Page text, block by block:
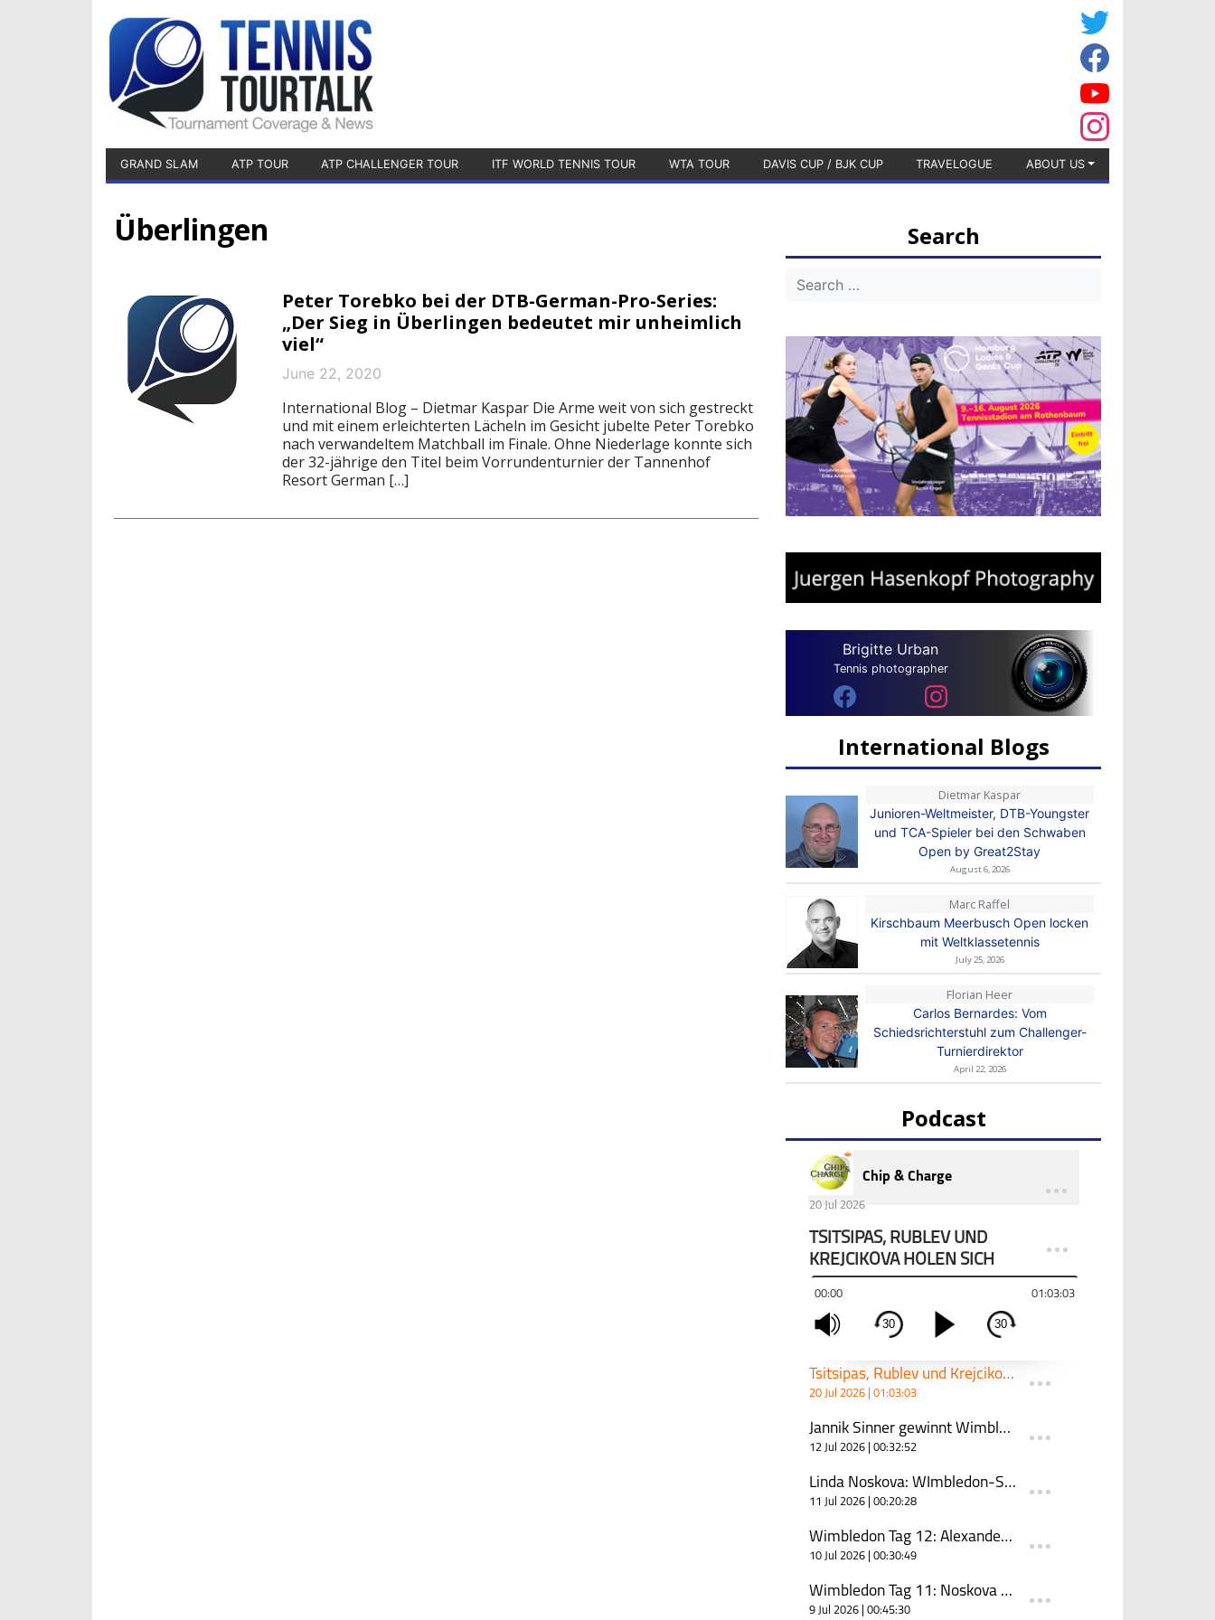
GRAND SLAM ATP TOUR ATP CHALLENGER TOUR ITF WORLD TENNIS TOUR WTA TOUR DAVIS CUP / BJK CUP TRAVELOGUE ABOUT US
Überlingen
Peter Torebko bei der DTB-German-Pro-Series:
„Der Sieg in Überlingen bedeutet mir unheimlich
viel“
June 22, 2020
International Blog – Dietmar Kaspar Die Arme weit von sich gestreckt
und mit einem erleichterten Lächeln im Gesicht jubelte Peter Torebko
nach verwandeltem Matchball im Finale. Ohne Niederlage konnte sich
der 32-jährige den Titel beim Vorrundenturnier der Tannenhof
Resort German […]
Search
Brigitte Urban
Tennis photographer
International Blogs
Dietmar Kaspar
Junioren-Weltmeister, DTB-Youngster
und TCA-Spieler bei den Schwaben
Open by Great2Stay
August 6, 2026
Marc Raffel
Kirschbaum Meerbusch Open locken
mit Weltklassetennis
July 25, 2026
Florian Heer
Carlos Bernardes: Vom
Schiedsrichterstuhl zum Challenger-
Turnierdirektor
April 22, 2026
Podcast